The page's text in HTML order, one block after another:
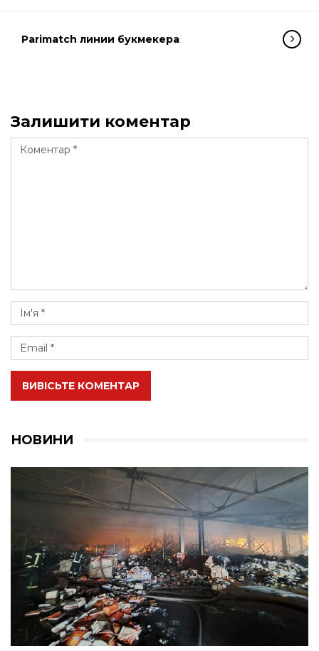
Parimatch линии букмекера
Залишити коментар
ВИВІСЬТЕ КОМЕНТАР
НОВИНИ